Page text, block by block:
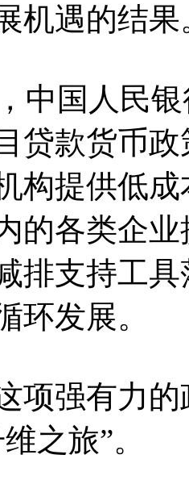
机遇的结果
中国人民
贷款货币
构提供低
的各类企
排支持工
环发展。
项强有力
之旅”。